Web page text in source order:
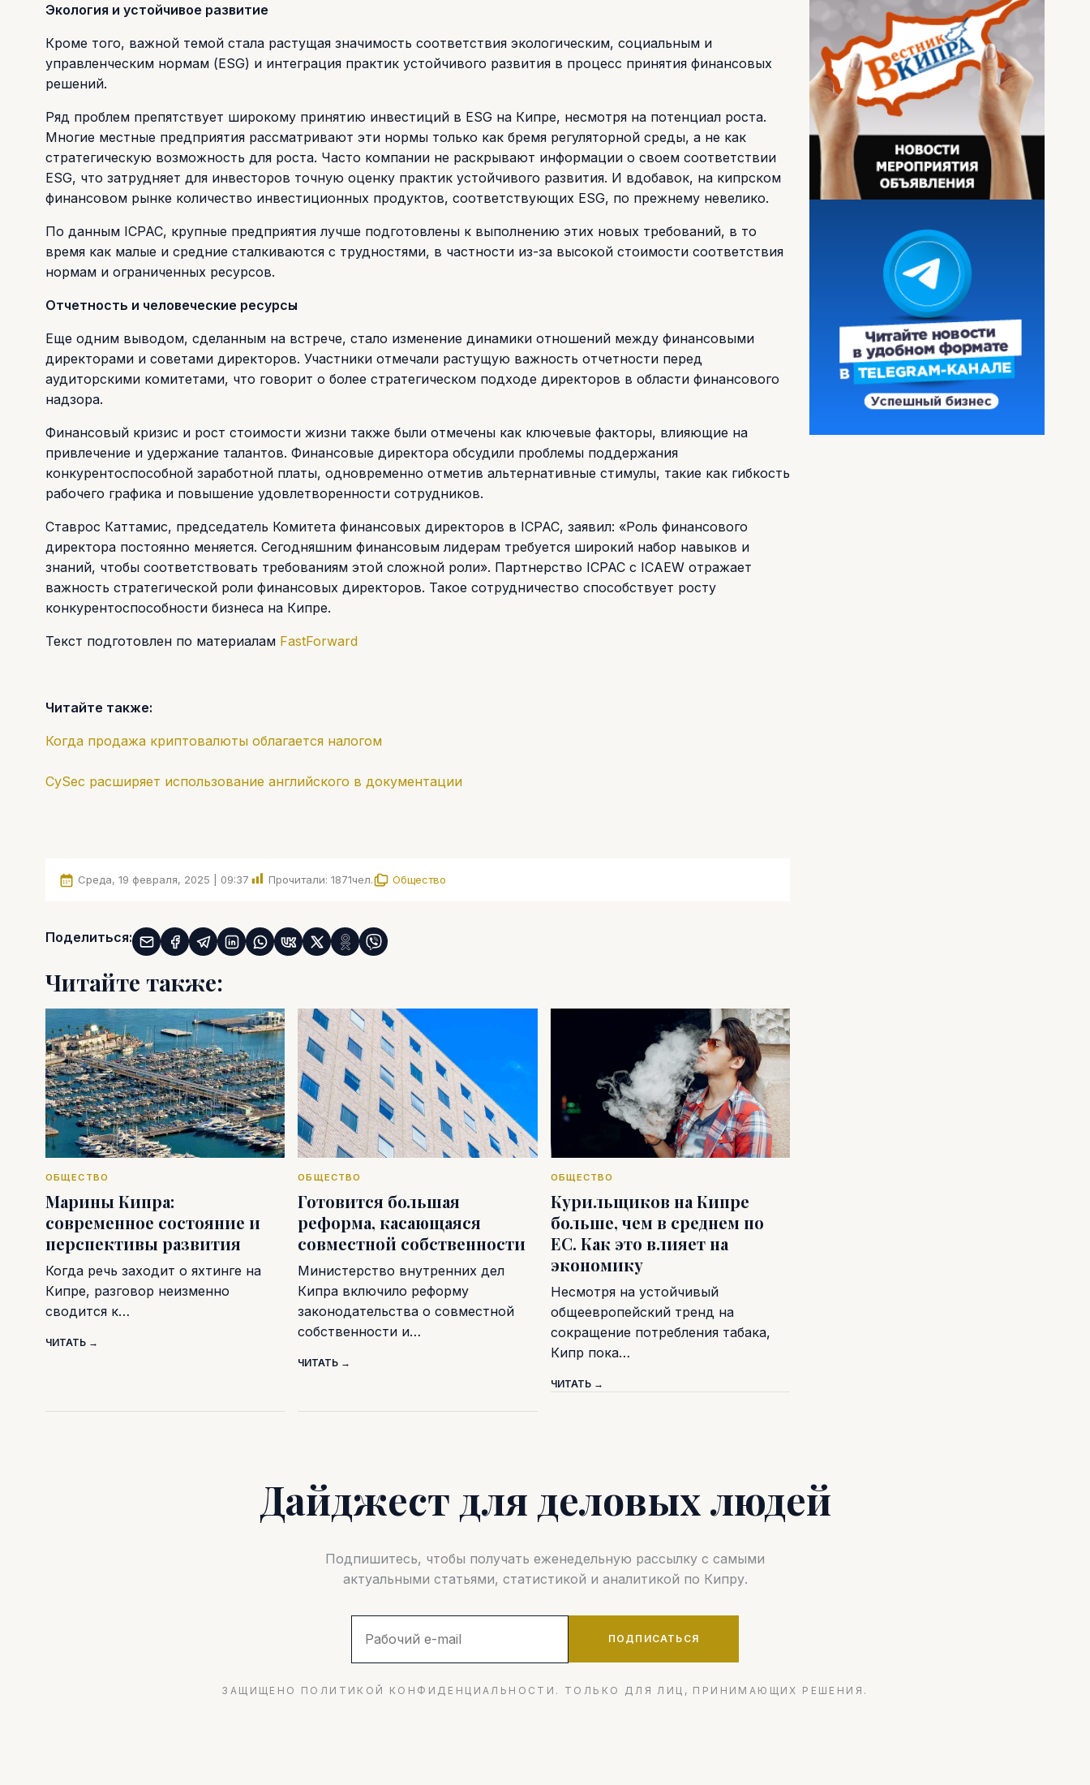
Экология и устойчивое развитие
Кроме того, важной темой стала растущая значимость соответствия экологическим, социальным и
управленческим нормам (ESG) и интеграция практик устойчивого развития в процесс принятия финансовых
решений.
Ряд проблем препятствует широкому принятию инвестиций в ESG на Кипре, несмотря на потенциал роста.
Многие местные предприятия рассматривают эти нормы только как бремя регуляторной среды, а не как
стратегическую возможность для роста. Часто компании не раскрывают информации о своем соответствии
ESG, что затрудняет для инвесторов точную оценку практик устойчивого развития. И вдобавок, на кипрском
финансовом рынке количество инвестиционных продуктов, соответствующих ESG, по прежнему невелико.
По данным ICPAC, крупные предприятия лучше подготовлены к выполнению этих новых требований, в то
время как малые и средние сталкиваются с трудностями, в частности из-за высокой стоимости соответствия
нормам и ограниченных ресурсов.
Отчетность и человеческие ресурсы
Еще одним выводом, сделанным на встрече, стало изменение динамики отношений между финансовыми
директорами и советами директоров. Участники отмечали растущую важность отчетности перед
аудиторскими комитетами, что говорит о более стратегическом подходе директоров в области финансового
надзора.
Финансовый кризис и рост стоимости жизни также были отмечены как ключевые факторы, влияющие на
привлечение и удержание талантов. Финансовые директора обсудили проблемы поддержания
конкурентоспособной заработной платы, одновременно отметив альтернативные стимулы, такие как гибкость
рабочего графика и повышение удовлетворенности сотрудников.
Ставрос Каттамис, председатель Комитета финансовых директоров в ICPAC, заявил: «Роль финансового
директора постоянно меняется. Сегодняшним финансовым лидерам требуется широкий набор навыков и
знаний, чтобы соответствовать требованиям этой сложной роли». Партнерство ICPAC с ICAEW отражает
важность стратегической роли финансовых директоров. Такое сотрудничество способствует росту
конкурентоспособности бизнеса на Кипре.
Текст подготовлен по материалам FastForward
Читайте также:
Когда продажа криптовалюты облагается налогом
CySec расширяет использование английского в документации
Среда, 19 февраля, 2025 | 09:37 Прочитали: 1871чел. Общество
Поделиться:
Читайте также:
ОБЩЕСТВО
Марины Кипра:
современное состояние и
перспективы развития
Когда речь заходит о яхтинге на
Кипре, разговор неизменно
сводится к…
ЧИТАТЬ →
ОБЩЕСТВО
Готовится большая
реформа, касающаяся
совместной собственности
Министерство внутренних дел
Кипра включило реформу
законодательства о совместной
собственности и…
ЧИТАТЬ →
ОБЩЕСТВО
Курильщиков на Кипре
больше, чем в среднем по
ЕС. Как это влияет на
экономику
Несмотря на устойчивый
общеевропейский тренд на
сокращение потребления табака,
Кипр пока…
ЧИТАТЬ →
Дайджест для деловых людей
Подпишитесь, чтобы получать еженедельную рассылку с самыми
актуальными статьями, статистикой и аналитикой по Кипру.
ПОДПИСАТЬСЯ
ЗАЩИЩЕНО ПОЛИТИКОЙ КОНФИДЕНЦИАЛЬНОСТИ. ТОЛЬКО ДЛЯ ЛИЦ, ПРИНИМАЮЩИХ РЕШЕНИЯ.